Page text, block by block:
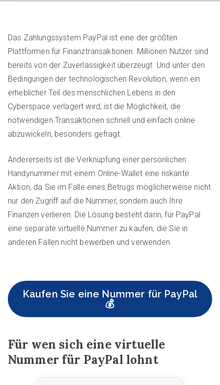
Das Zahlungssystem PayPal ist eine der größten
Plattformen für Finanztransaktionen. Millionen Nutzer sind
bereits von der Zuverlässigkeit überzeugt. Und unter den
Bedingungen der technologischen Revolution, wenn ein
erheblicher Teil des menschlichen Lebens in den
Cyberspace verlagert wird, ist die Möglichkeit, die
notwendigen Transaktionen schnell und einfach online
abzuwickeln, besonders gefragt.
Andererseits ist die Verknüpfung einer persönlichen
Handynummer mit einem Online-Wallet eine riskante
Aktion, da Sie im Falle eines Betrugs möglicherweise nicht
nur den Zugriff auf die Nummer, sondern auch Ihre
Finanzen verlieren. Die Lösung besteht darin, für PayPal
eine separate virtuelle Nummer zu kaufen, die Sie in
anderen Fällen nicht bewerben und verwenden.
Kaufen Sie eine Nummer für PayPal
💰
Für wen sich eine virtuelle
Nummer für PayPal lohnt